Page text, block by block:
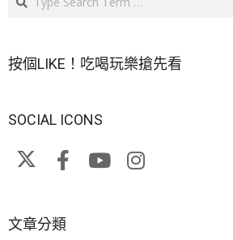
按個LIKE！吃喝玩樂搶先看
SOCIAL ICONS
文章分類